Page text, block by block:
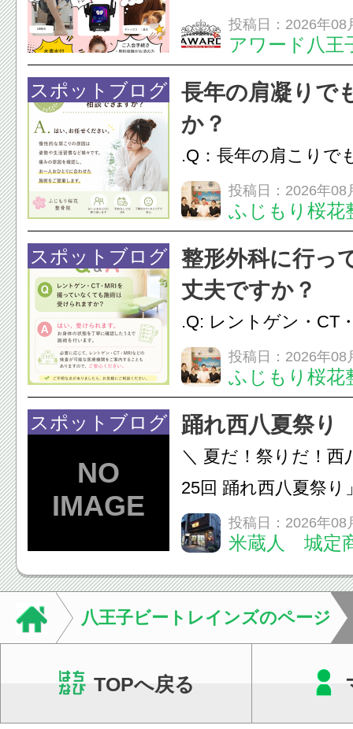
フエステを 思いっ
開催中
投稿日：2026年08
アワード八王
24時間ジム&
脱毛
スポットブログ
長年の肩凝りで
か？
.Q：長年の肩こりで
か？A：はい、お任
性的な肩こりの原因
慣など様々です。痛
し、お一人おひとり
をご提案します。.#
投稿日：2026年08
ふじもり桜花
スポットブログ
整形外科に行っ
丈夫ですか？
.Q: レントゲン・CT
いなくても施術は受
A: はい、受けられま
態を丁寧に確認した
います。必要に応じ
ン・CT・MRIなどの
投稿日：2026年08
ふじもり桜花
スポットブログ 踊れ西八夏祭り
＼ 夏だ！祭りだ！西
25回 踊れ西八夏祭
てくる！ 伝統の【阿
情熱の【よさこいソ
結！数多くの団体が
店街を舞台に最高の
投稿日：2026年08
米蔵人 城定
八王子ビートレインズのページ
TOPへ戻る